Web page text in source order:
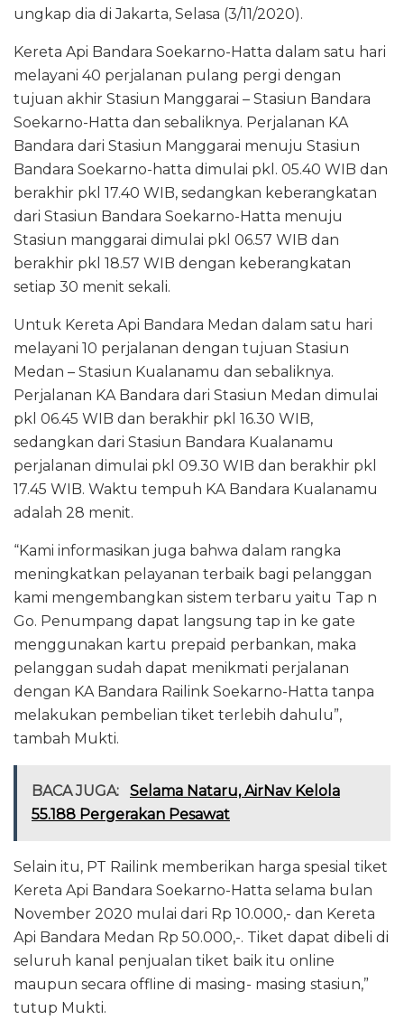
ungkap dia di Jakarta, Selasa (3/11/2020).
Kereta Api Bandara Soekarno-Hatta dalam satu hari
melayani 40 perjalanan pulang pergi dengan
tujuan akhir Stasiun Manggarai – Stasiun Bandara
Soekarno-Hatta dan sebaliknya. Perjalanan KA
Bandara dari Stasiun Manggarai menuju Stasiun
Bandara Soekarno-hatta dimulai pkl. 05.40 WIB dan
berakhir pkl 17.40 WIB, sedangkan keberangkatan
dari Stasiun Bandara Soekarno-Hatta menuju
Stasiun manggarai dimulai pkl 06.57 WIB dan
berakhir pkl 18.57 WIB dengan keberangkatan
setiap 30 menit sekali.
Untuk Kereta Api Bandara Medan dalam satu hari
melayani 10 perjalanan dengan tujuan Stasiun
Medan – Stasiun Kualanamu dan sebaliknya.
Perjalanan KA Bandara dari Stasiun Medan dimulai
pkl 06.45 WIB dan berakhir pkl 16.30 WIB,
sedangkan dari Stasiun Bandara Kualanamu
perjalanan dimulai pkl 09.30 WIB dan berakhir pkl
17.45 WIB. Waktu tempuh KA Bandara Kualanamu
adalah 28 menit.
“Kami informasikan juga bahwa dalam rangka
meningkatkan pelayanan terbaik bagi pelanggan
kami mengembangkan sistem terbaru yaitu Tap n
Go. Penumpang dapat langsung tap in ke gate
menggunakan kartu prepaid perbankan, maka
pelanggan sudah dapat menikmati perjalanan
dengan KA Bandara Railink Soekarno-Hatta tanpa
melakukan pembelian tiket terlebih dahulu”,
tambah Mukti.
BACA JUGA:
Selama Nataru, AirNav Kelola
55.188 Pergerakan Pesawat
Selain itu, PT Railink memberikan harga spesial tiket
Kereta Api Bandara Soekarno-Hatta selama bulan
November 2020 mulai dari Rp 10.000,- dan Kereta
Api Bandara Medan Rp 50.000,-. Tiket dapat dibeli di
seluruh kanal penjualan tiket baik itu online
maupun secara offline di masing- masing stasiun,”
tutup Mukti.